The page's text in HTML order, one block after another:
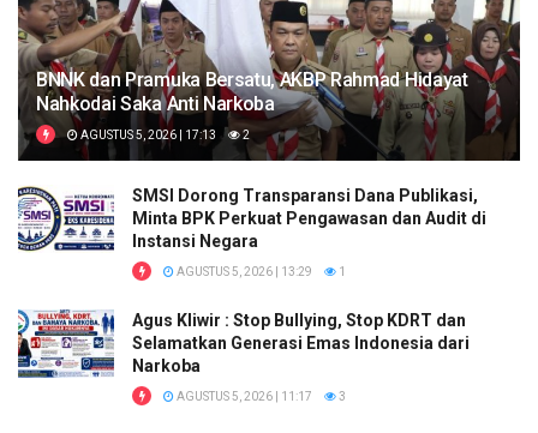
BNNK dan Pramuka Bersatu, AKBP Rahmad Hidayat
Nahkodai Saka Anti Narkoba
AGUSTUS 5, 2026 | 17:13 2
SMSI Dorong Transparansi Dana Publikasi,
Minta BPK Perkuat Pengawasan dan Audit di
Instansi Negara
AGUSTUS 5, 2026 | 13:29 1
Agus Kliwir : Stop Bullying, Stop KDRT dan
Selamatkan Generasi Emas Indonesia dari
Narkoba
AGUSTUS 5, 2026 | 11:17 3